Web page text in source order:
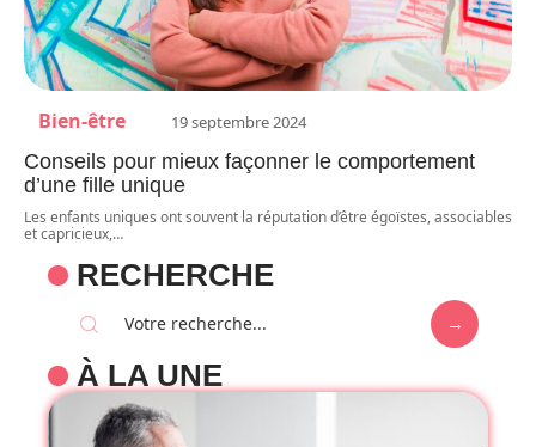
Bien-être 19 septembre 2024
Conseils pour mieux façonner le comportement
d’une fille unique
Les enfants uniques ont souvent la réputation d’être égoïstes, associables
et capricieux,…
RECHERCHE
À LA UNE